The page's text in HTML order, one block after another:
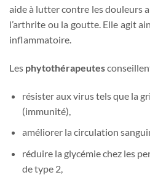
aide à lutter contre les douleurs
l’arthrite ou la goutte. Elle agit
inflammatoire.
Les phytothérapeutes
résister aux virus tels que la
(immunité),
améliorer la circulation
réduire la glycémie chez les
de type 2,